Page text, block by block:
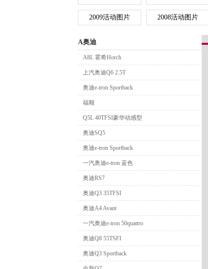
2009活动图片 2008活动图片
A奥迪
A8L 霍希Horch
上汽奥迪Q6 2.5T
奥迪e-tron Sportback
福顺
Q5L 40TFSI豪华动感型
奥迪SQ5
奥迪e-tron Sportback
一汽奥迪e-tron 蓝色
奥迪RS7
奥迪Q3 35TFSI
奥迪A4 Avant
一汽奥迪e-tron 50quattro
奥迪Q8 55TSFI
奥迪Q3 Sportback